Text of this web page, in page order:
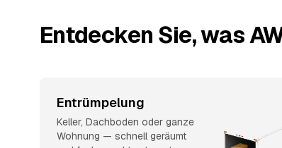
Entdecken Sie, was
Entrümpelung
Keller, Dachboden oder ganze
Wohnung — schnell geräumt